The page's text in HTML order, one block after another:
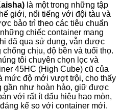
là một trong những tập
giới, nổi tiếng với đội tàu và
bảo trì theo các tiêu chuẩn
chiếc container mang
đã qua sử dụng, vẫn được
chịu, độ bền và tuổi thọ.
tôi chuyên chọn lọc và
45HC (High Cube) cũ của
mức độ mới vượt trội, cho thấy
gần như hoàn hảo, giữ được
với rất ít dấu hiệu hao mòn,
kể so với container mới.